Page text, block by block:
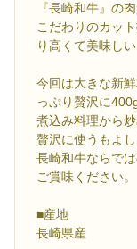
『長崎和牛』の
こだわりのカッ
り高くて美味し
今回は大きな新
っぷり贅沢に
煮込み料理から
贅沢に使うもよ
長崎和牛ならで
ご賞味ください。
■産地
長崎県産